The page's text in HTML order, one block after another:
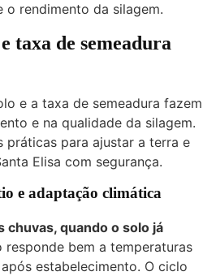
o rendimento da silagem.
taxa de semeadura
e a taxa de semeadura fazem
e na qualidade da silagem.
práticas para ajustar a terra e
Elisa com segurança.
e adaptação climática
chuvas, quando o solo já
responde bem a temperaturas
estabelecimento. O ciclo